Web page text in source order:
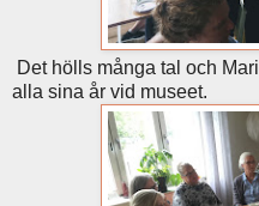
Det hölls många tal och
alla sina år vid museet.